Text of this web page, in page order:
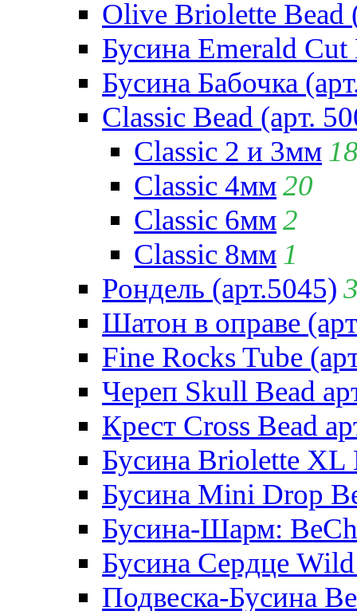
Olive Briolette Bead
Бусина Emerald Cut
Бусина Бабочка
Classic Bead (арт.
Classic 2 и 3мм
Classic 4мм20
Classic 6мм2
Classic 8мм 1
Рондель (арт.5045)
Шатон в оправе
Fine Rocks Tube
Череп Skull Bead
Крест Cross Bead
Бусина Briolette XL
Бусина Mini Drop
Бусина-Шарм:
Бусина Сердце
Подвеска-Бусина